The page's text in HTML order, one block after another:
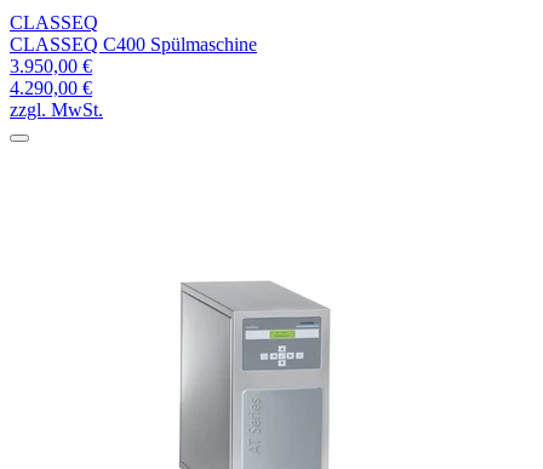
CLASSEQ
CLASSEQ C400 Spülmaschine
3.950,00 €
4.290,00 €
zzgl. MwSt.